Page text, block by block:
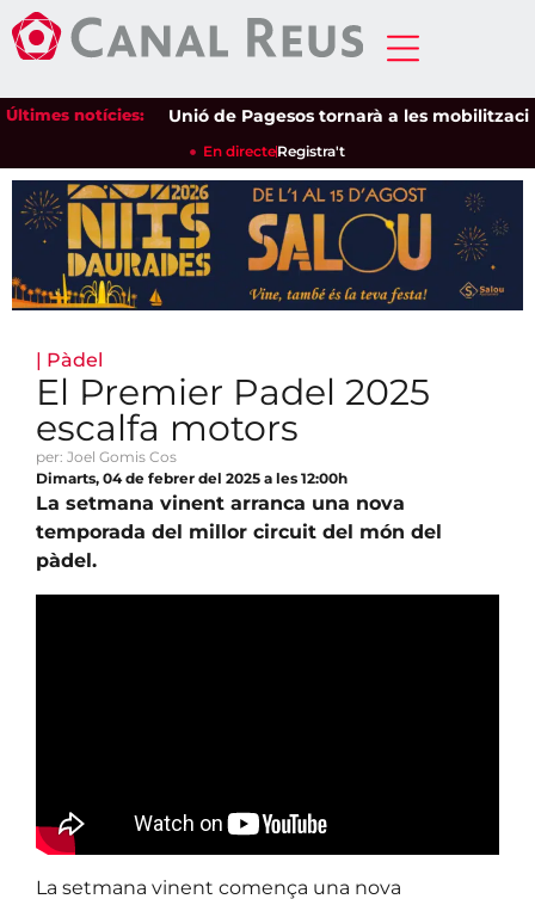
Últimes notícies:Unió de Pagesos tornarà a les
En directeRegistra't
| Pàdel
El Premier Padel 2025
escalfa motors
per: Joel Gomis Cos
Dimarts, 04 de febrer del 2025 a les 12:00h
La setmana vinent arranca una nova
temporada del millor circuit del món del
pàdel.
La setmana vinent comença una nova